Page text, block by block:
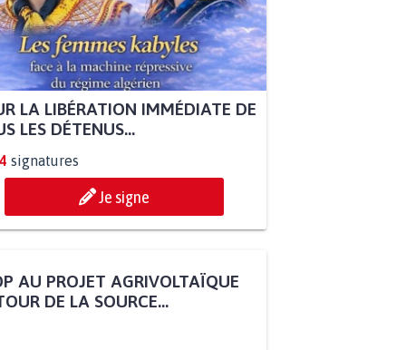
LA LIBÉRATION IMMÉDIATE DE
LES DÉTENUS...
signatures
Je signe